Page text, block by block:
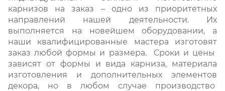
карнизов на заказ – одно из приоритетных
направлений нашей деятельности. Их
выполняется на новейшем оборудовании, а
наши квалифицированные мастера изготовят
заказ любой формы и размера. Сроки и цены
зависят от формы и вида карниза, материала
изготовления и дополнительных элементов
декора, но в любом случае производство